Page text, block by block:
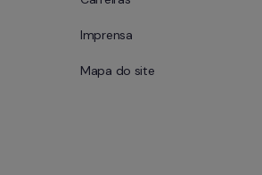
Imprensa
Mapa do site